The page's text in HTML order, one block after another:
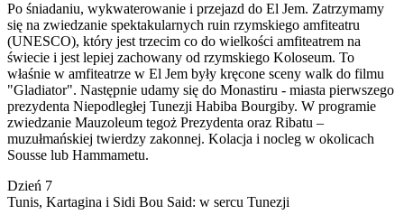
Po śniadaniu, wykwaterowanie i przejazd do El Jem. Zatrzymamy
się na zwiedzanie spektakularnych ruin rzymskiego amfiteatru
(UNESCO), który jest trzecim co do wielkości amfiteatrem na
świecie i jest lepiej zachowany od rzymskiego Koloseum. To
właśnie w amfiteatrze w El Jem były kręcone sceny walk do filmu
"Gladiator". Następnie udamy się do Monastiru - miasta pierwszego
prezydenta Niepodległej Tunezji Habiba Bourgiby. W programie
zwiedzanie Mauzoleum tegoż Prezydenta oraz Ribatu –
muzułmańskiej twierdzy zakonnej. Kolacja i nocleg w okolicach
Sousse lub Hammametu.
Dzień 7
Tunis, Kartagina i Sidi Bou Said: w sercu Tunezji